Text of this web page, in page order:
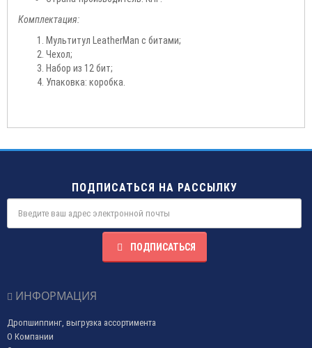
Комплектация:
Мультитул LeatherMan с битами;
Чехол;
Набор из 12 бит;
Упаковка: коробка.
ПОДПИСАТЬСЯ НА РАССЫЛКУ
ПОДПИСАТЬСЯ
ИНФОРМАЦИЯ
Дропшиппинг, выгрузка ассортимента
О Компании